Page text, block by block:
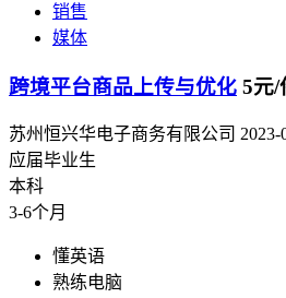
销售
媒体
跨境平台商品上传与优化 5元/
苏州恒兴华电子商务有限公司 2023-
应届毕业生
本科
3-6个月
懂英语
熟练电脑